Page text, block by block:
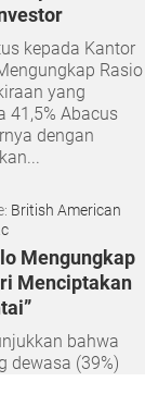
kepada Kantor
Rasio
yang
41,5% Abacus
dengan
British American
Mengungkap
Menciptakan
bahwa
dewasa (39%)